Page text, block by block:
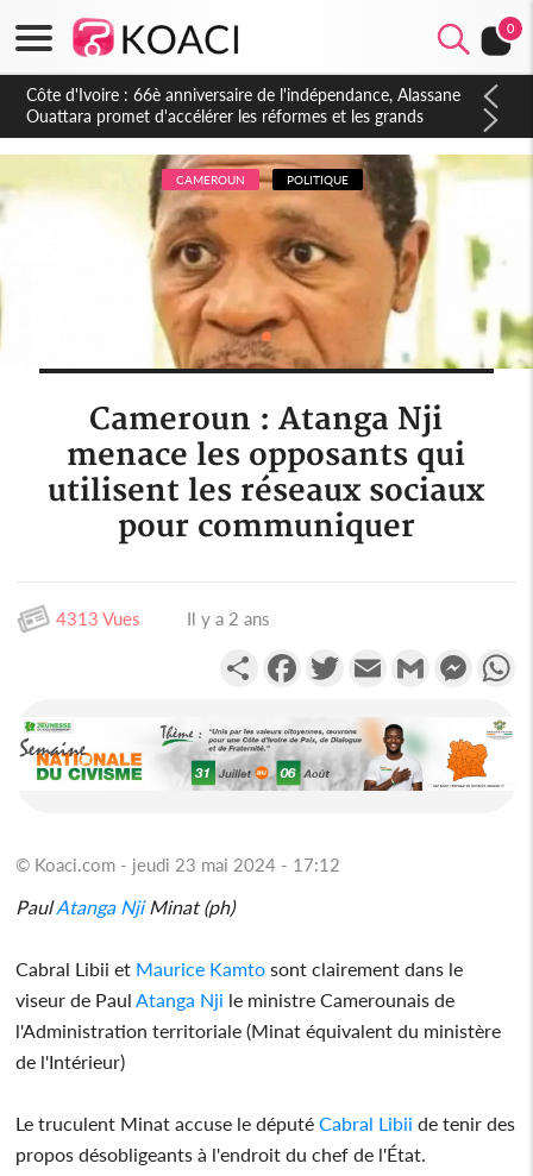
0
Côte d'Ivoire : À Abidjan, Amadou Oury Bah admire le modèle
ivoirien et veut s'en inspirer pour accélérer le développement
de la Guinée
CAMEROUN POLITIQUE
Cameroun : Atanga Nji
menace les opposants qui
utilisent les réseaux sociaux
pour communiquer
4313 Vues Il y a 2 ans
PartagerFacebookTwitterEmail Gmail
© Koaci.com - jeudi 23 mai 2024 - 17:12
PaulAtanga NjiMinat (ph)
Cabral Libii et Maurice Kamto sont clairement dans le
viseur de PaulAtanga Nji le ministre Camerounais de
l'Administration territoriale (Minat équivalent du ministère
de l'Intérieur)
Le truculent Minat accuse le député Cabral Libii de tenir des
propos désobligeants à l'endroit du chef de l'État.